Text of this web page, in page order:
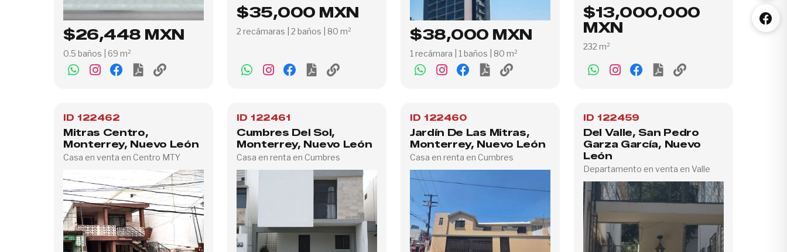
$26,448 MXN
0.5 baños | 69 m²
$35,000 MXN
2 recámaras | 2 baños | 80 m² $38,000 MXN
1 recámara | 1 baños | 80 m²
$13,000,000
MXN
232 m²
ID 122462
Mitras Centro,
Monterrey, Nuevo León
Casa en venta en Centro MTY
ID 122461
Cumbres Del Sol,
Monterrey, Nuevo León
Casa en renta en Cumbres
ID 122460
Jardín De Las Mitras,
Monterrey, Nuevo León
Casa en renta en Cumbres
ID 122459
Del Valle, San Pedro
Garza García, Nuevo
León
Departamento en venta en Valle